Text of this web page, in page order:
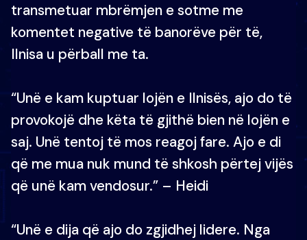
transmetuar mbrëmjen e sotme me
komentet negative të banorëve për të,
Ilnisa u përball me ta.
“Unë e kam kuptuar lojën e Ilnisës, ajo do të
provokojë dhe këta të gjithë bien në lojën e
saj. Unë tentoj të mos reagoj fare. Ajo e di
që me mua nuk mund të shkosh përtej vijës
që unë kam vendosur.” – Heidi
“Unë e dija që ajo do zgjidhej lidere. Nga